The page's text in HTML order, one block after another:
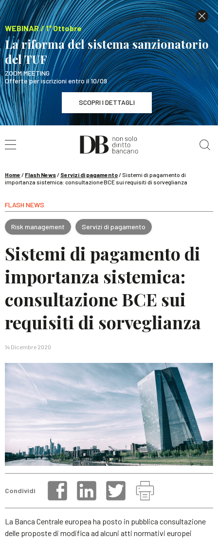
WEBINAR / 1° Ottobre
La riforma del sistema sanzionatorio
del TUF
ZOOM MEETING
Offerte per iscrizioni entro il 10/09
SCOPRI I DETTAGLI
WEBINAR / 1° Ottobre
La riforma del sistema sanzionatorio del TUF
Home / Flash News/ Servizi di pagamento/ Sistemi di pagamento di
importanza sistemica: consultazione BCE sui requisiti di sorveglianza
FLASH NEWS
Risk management Servizi di pagamento
Sistemi di pagamento di
importanza sistemica:
consultazione BCE sui
requisiti di sorveglianza
14 Dicembre 2020
Condividi
La Banca Centrale europea ha posto in pubblica consultazione
delle proposte di modifica ad alcuni atti normativi europei